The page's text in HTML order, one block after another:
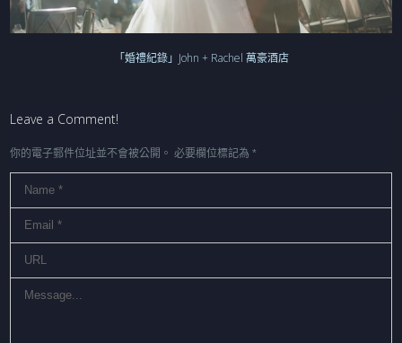
「婚禮紀錄」John + Rachel 萬豪酒店
Leave a Comment!
你的電子郵件位址並不會被公開。 必要欄位標記為*